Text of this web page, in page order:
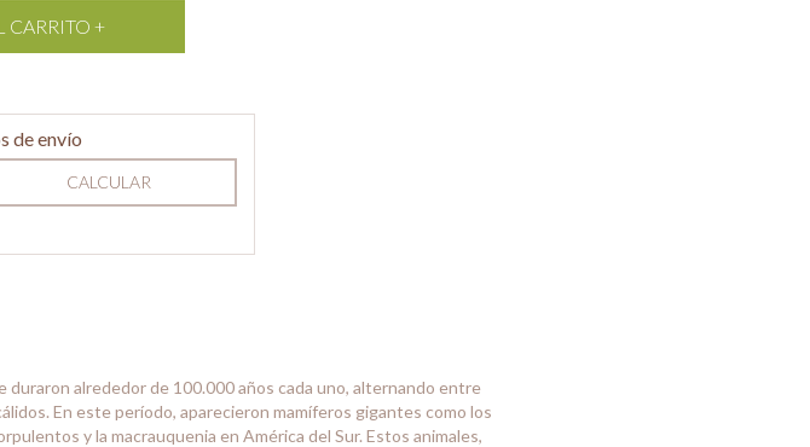
de envío
CALCULAR
alrededor de 100.000 años cada uno, alternando entre
En este período, aparecieron mamíferos gigantes como los
y la macrauquenia en América del Sur. Estos animales,